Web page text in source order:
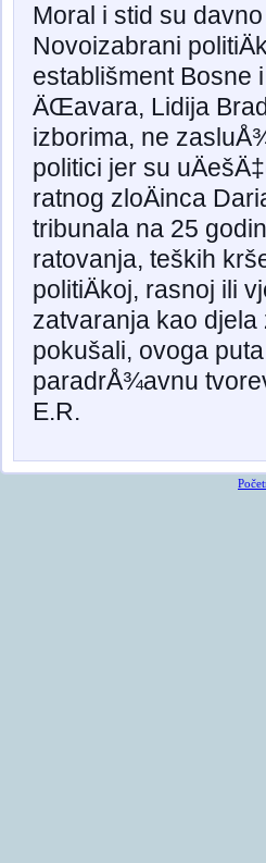
Moral i stid su
Novoizabrani
establišment
ÄŒavara, Lidija
izborima, ne
politici jer su
ratnog zloÄinca
tribunala na 25
ratovanja, teških
politiÄkoj, rasnoj ili
zatvaranja kao djela
pokušali, ovoga
paradrÅ¾avnu
E.R.